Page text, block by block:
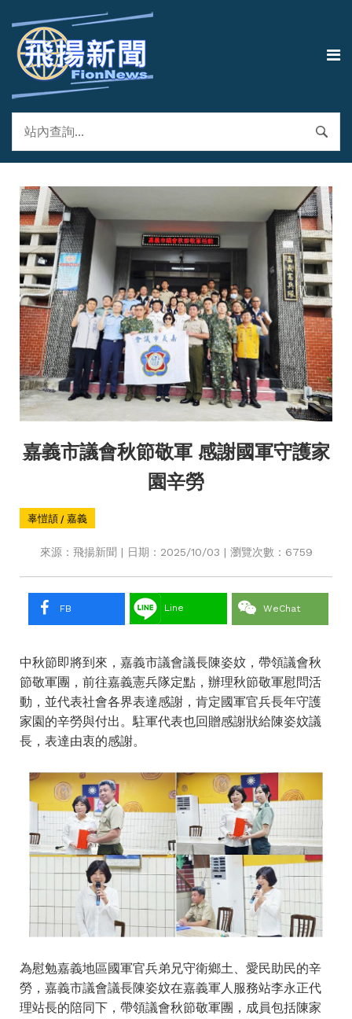
嘉義市議會秋節敬軍 感謝國軍守護家
園辛勞
辜愷頡 / 嘉義
來源：飛揚新聞 | 日期：2025/10/03 | 瀏覽次數：6759
FB Line WeChat
中秋節即將到來，嘉義市議會議長陳姿妏，帶領議會秋
節敬軍團，前往嘉義憲兵隊定點，辦理秋節敬軍慰問活
動，並代表社會各界表達感謝，肯定國軍官兵長年守護
家園的辛勞與付出。駐軍代表也回贈感謝狀給陳姿妏議
長，表達由衷的感謝。
為慰勉嘉義地區國軍官兵弟兄守衛鄉土、愛民助民的辛
勞，嘉義市議會議長陳姿妏在嘉義軍人服務站李永正代
理站長的陪同下，帶領議會秋節敬軍團，成員包括陳家